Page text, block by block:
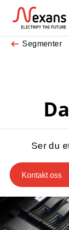
Segmenter
Ser du
Kontakt oss